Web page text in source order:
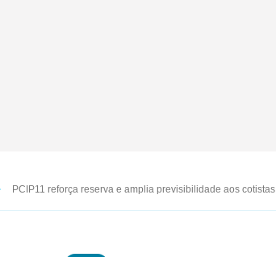
PCIP11 reforça reserva e amplia previsibilidade aos cotistas